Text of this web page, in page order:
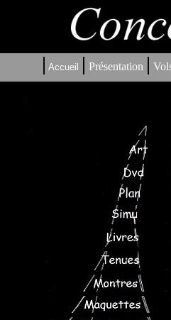
| Accueil | Présentation |